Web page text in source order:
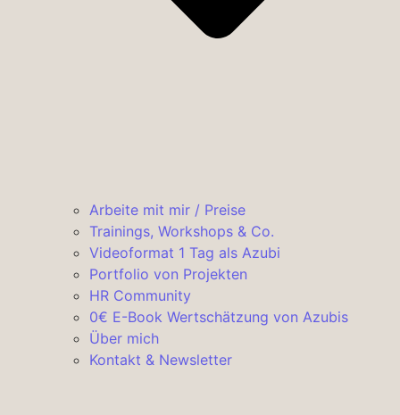
Arbeite mit mir / Preise
Trainings, Workshops & Co.
Videoformat 1 Tag als Azubi
Portfolio von Projekten
HR Community
0€ E-Book Wertschätzung von Azubis
Über mich
Kontakt & Newsletter